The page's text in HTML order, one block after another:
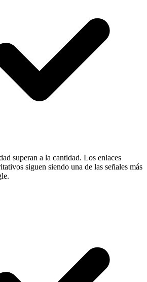
superan a la cantidad. Los enlaces
siguen siendo una de las señales más